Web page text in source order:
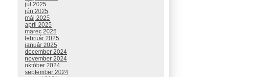
júl 2025
jún 2025
máj 2025
apríl 2025
marec 2025
február 2025
január 2025
december 2024
november 2024
október 2024
september 2024